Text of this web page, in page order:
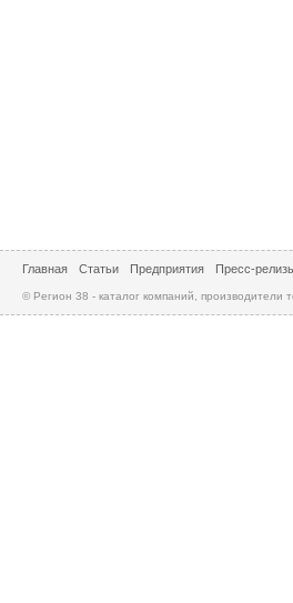
Главная Статьи Предприятия Пресс-
© Регион 38 - каталог компаний, производители